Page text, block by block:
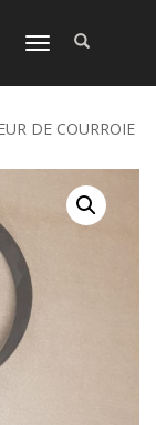
DÉPLIER
NAVIGATION
DE COURROIE